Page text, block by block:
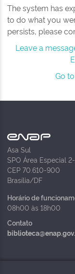
The system has
to do what you
persists, please
Leave a
Go
Asa Sul
SPO Área Especial
CEP 70.610-900
Brasília/DF
Horário de
08h00 às 18h00
Contato